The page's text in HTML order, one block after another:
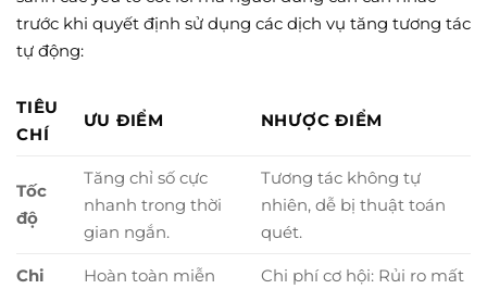
trước khi quyết định sử dụng các dịch vụ tăng tương tác
tự động:
TIÊU
CHÍ
ƯU ĐIỂM NHƯỢC ĐIỂM
Tốc
độ
Tăng chỉ số cực
nhanh trong thời
gian ngắn.
Tương tác không tự
nhiên, dễ bị thuật toán
quét.
Chi
Hoàn toàn miễn
Chi phí cơ hội: Rủi ro mất